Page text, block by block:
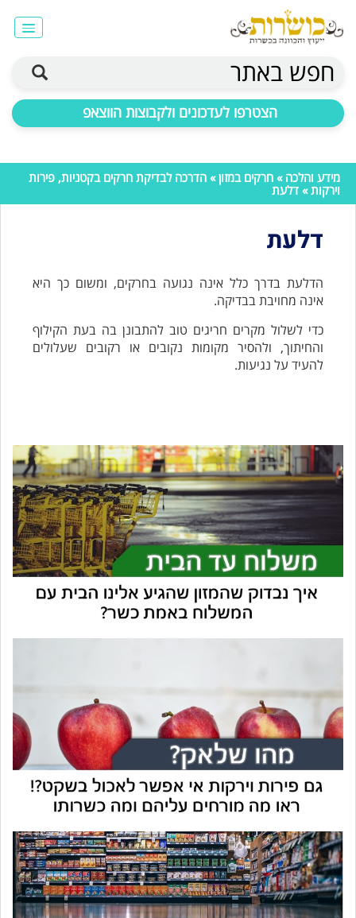
חפש באתר
הצטרפו לעדכונים ולקבוצות הווצאפ
מידע והלכה » חרקים במזון» הדרכה לבדיקת חרקים בקטניות, פירות
וירקות» דלעת
דלעת
הדלעת בדרך כלל אינה נגועה בחרקים, ומשום כך היא
אינה מחויבת בבדיקה.
כדי לשלול מקרים חריגים טוב להתבונן בה בעת הקילוף
והחיתוך, ולהסיר מקומות נקובים או רקובים שעלולים
להעיד על נגיעות.